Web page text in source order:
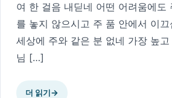
여 한 걸음 내딛네 어떤 어려움에도
를 놓지 않으시고 주 품 안에서 이
세상에 주와 같은 분 없네 가장 높
님 […]
더 읽기→